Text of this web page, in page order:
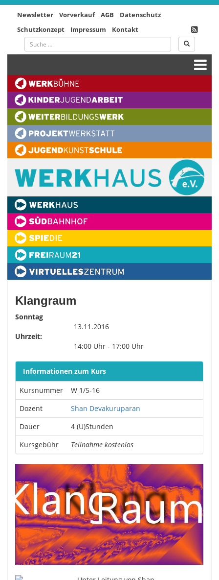
Newsletter Vorverkauf AGB
Datenschutz
Schutzkonzept
Impressum Kontakt
Klangraum
Sonntag
13.11.2016
Uhrzeit:
14:00 Uhr - 17:00 Uhr
Informationen zum Kurs
Kursnummer
W 1/5-16
Dozent
Shan Devakuruparan
Dauer
4 (U)Stunden
Kursgebühr
Teilnahme kostenlos